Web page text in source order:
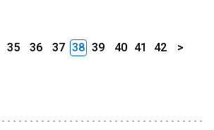
35 36 37 38 39 40 41 42 >